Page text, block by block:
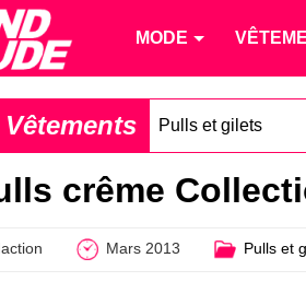
MODE
Vêtements Pulls et gilets
crême
Mars 2013 Pulls et